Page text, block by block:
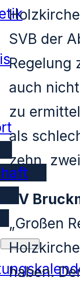
SVB der
Regelung
auch
zu
als
zehn,
SV
„Großen
haben.